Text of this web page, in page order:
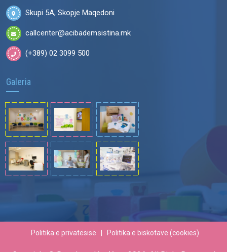
Skupi 5A, Skopje Maqedoni
callcenter@acibademsistina.mk
(+389) 02 3099 500
Galeria
Politika e privatësisë Politika e biskotave (cookies)